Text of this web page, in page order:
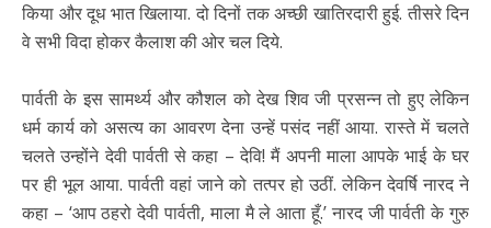
किया और दूध भात खिलाया. दो दिनों तक अच्छी खातिरदारी हुई. तीसरे दिन
वे सभी विदा होकर कैलाश की ओर चल दिये.
पार्वती के इस सामर्थ्य और कौशल को देख शिव जी प्रसन्न तो हुए लेकिन
धर्म कार्य को असत्य का आवरण देना उन्हें पसंद नहीं आया. रास्ते में चलते
चलते उन्होंने देवी पार्वती से कहा – देवि! मैं अपनी माला आपके भाई के घर
पर ही भूल आया. पार्वती वहां जाने को तत्पर हो उठीं. लेकिन देवर्षि नारद ने
कहा – ‘आप ठहरो देवी पार्वती, माला मै ले आता हूँ.’ नारद जी पार्वती के गुरु